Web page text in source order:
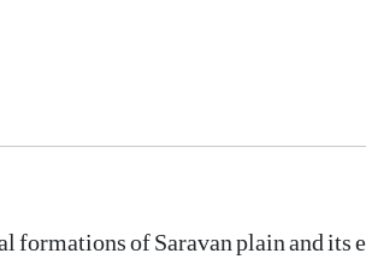
formations of Saravan plain and